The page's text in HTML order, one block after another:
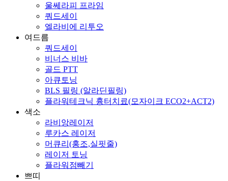
울쎄라피 프라임
쿼드세이
엘라비에 리투오
여드름
쿼드세이
비너스 비바
골드 PTT
아큐토닝
BLS 필링 (알라딘필링)
플라워테크닉 흉터치료(모자이크 ECO2+ACT2)
색소
라비앙레이저
루카스 레이저
머큐리(홍조,실핏줄)
레이저 토닝
플라워점빼기
쁘띠